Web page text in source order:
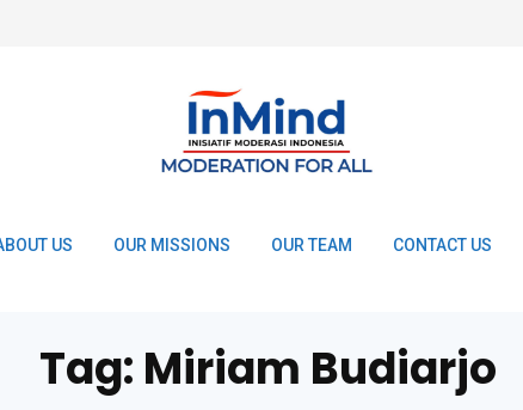
US OUR MISSIONS OUR TEAM CONTACT US
Tag: Miriam Budiarjo